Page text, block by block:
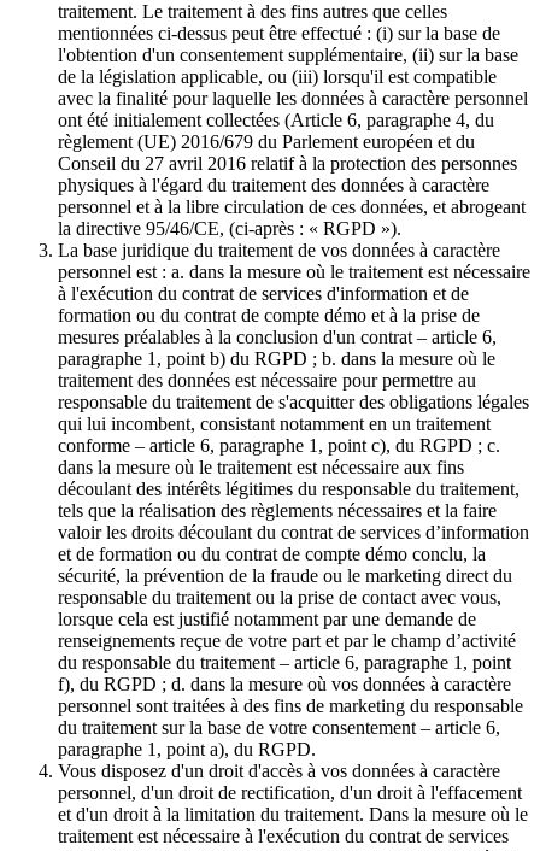
traitement. Le traitement à des fins autres que celles
mentionnées ci-dessus peut être effectué : (i) sur la base de
l'obtention d'un consentement supplémentaire, (ii) sur la base
de la législation applicable, ou (iii) lorsqu'il est compatible
avec la finalité pour laquelle les données à caractère personnel
ont été initialement collectées (Article 6, paragraphe 4, du
règlement (UE) 2016/679 du Parlement européen et du
Conseil du 27 avril 2016 relatif à la protection des personnes
physiques à l'égard du traitement des données à caractère
personnel et à la libre circulation de ces données, et abrogeant
la directive 95/46/CE, (ci-après : « RGPD »).
La base juridique du traitement de vos données à caractère
personnel est : a. dans la mesure où le traitement est nécessaire
à l'exécution du contrat de services d'information et de
formation ou du contrat de compte démo et à la prise de
mesures préalables à la conclusion d'un contrat – article 6,
paragraphe 1, point b) du RGPD ; b. dans la mesure où le
traitement des données est nécessaire pour permettre au
responsable du traitement de s'acquitter des obligations légales
qui lui incombent, consistant notamment en un traitement
conforme – article 6, paragraphe 1, point c), du RGPD ; c.
dans la mesure où le traitement est nécessaire aux fins
découlant des intérêts légitimes du responsable du traitement,
tels que la réalisation des règlements nécessaires et la faire
valoir les droits découlant du contrat de services d’information
et de formation ou du contrat de compte démo conclu, la
sécurité, la prévention de la fraude ou le marketing direct du
responsable du traitement ou la prise de contact avec vous,
lorsque cela est justifié notamment par une demande de
renseignements reçue de votre part et par le champ d’activité
du responsable du traitement – article 6, paragraphe 1, point
f), du RGPD ; d. dans la mesure où vos données à caractère
personnel sont traitées à des fins de marketing du responsable
du traitement sur la base de votre consentement – article 6,
paragraphe 1, point a), du RGPD.
Vous disposez d'un droit d'accès à vos données à caractère
personnel, d'un droit de rectification, d'un droit à l'effacement
et d'un droit à la limitation du traitement. Dans la mesure où le
traitement est nécessaire à l'exécution du contrat de services